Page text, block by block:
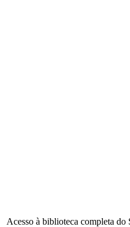
Acesso à biblioteca completa do